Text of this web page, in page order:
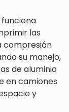
las
compresión
su manejo,
de aluminio
en camiones
y